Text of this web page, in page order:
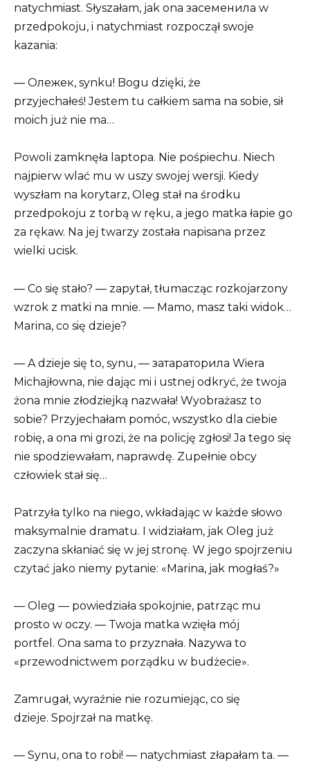
natychmiast. Słyszałam, jak ona засеменила w
przedpokoju, i natychmiast rozpoczął swoje
kazania:
— Олежек, synku! Bogu dzięki, że
przyjechałeś! Jestem tu całkiem sama na sobie, sił
moich już nie ma…
Powoli zamknęła laptopa. Nie pośpiechu. Niech
najpierw wlać mu w uszy swojej wersji. Kiedy
wyszłam na korytarz, Oleg stał na środku
przedpokoju z torbą w ręku, a jego matka łapie go
za rękaw. Na jej twarzy została napisana przez
wielki ucisk.
— Co się stało? — zapytał, tłumacząc rozkojarzony
wzrok z matki na mnie. — Mamo, masz taki widok…
Marina, co się dzieje?
— A dzieje się to, synu, — затараторила Wiera
Michajłowna, nie dając mi i ustnej odkryć, że twoja
żona mnie złodziejką nazwała! Wyobrażasz to
sobie? Przyjechałam pomóc, wszystko dla ciebie
robię, a ona mi grozi, że na policję zgłosi! Ja tego się
nie spodziewałam, naprawdę. Zupełnie obcy
człowiek stał się…
Patrzyła tylko na niego, wkładając w każde słowo
maksymalnie dramatu. I widziałam, jak Oleg już
zaczyna skłaniać się w jej stronę. W jego spojrzeniu
czytać jako niemy pytanie: «Marina, jak mogłaś?»
— Oleg — powiedziała spokojnie, patrząc mu
prosto w oczy. — Twoja matka wzięła mój
portfel. Ona sama to przyznała. Nazywa to
«przewodnictwem porządku w budżecie».
Zamrugał, wyraźnie nie rozumiejąc, co się
dzieje. Spojrzał na matkę.
— Synu, ona to robi! — natychmiast złapałam ta. —